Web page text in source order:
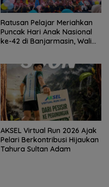
Ratusan Pelajar Meriahkan
Puncak Hari Anak Nasional
ke-42 di Banjarmasin, Wali
AKSEL Virtual Run 2026 Ajak
Pelari Berkontribusi Hijaukan
Tahura Sultan Adam